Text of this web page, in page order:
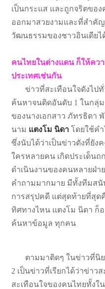
เป็นกระแส และถูกจริตขอ
ออกมาสวยงามและที่สำคัญ
วัฒนธรรมของชาวอินเดียไ
คนไทยในต่างแดน ก็ให้ค
ประเทศเช่นกัน
ข่าวที่สะเทือนใจดังไปทั่
ค้นหาจนติดอันดับ 1 ในกลุ่
ของนางเอกสาว ภัทรธิดา
นาม แตงโม นิดา โดยใช้ค
ซึ่งนับได้ว่าเป็นข่าวดังที่ยัง
ใครหลายคน เกิดประเด็นถ
ดำเนินงานของคนหลายฝ่า
คำถามมากมาย มีทั้งทีมส
การสรุปคดี แต่สุดท้ายที่สุด
ทิศทางไหน แตงโม นิดา ก็
ค้นหาข้อมูล ทุกคน
ตามมาติดๆ ในข่าวที่นิย
2 เป็นข่าวที่เรียกได้ว่าข่าว
สะเทือนใจของคนไทยทั้งใ